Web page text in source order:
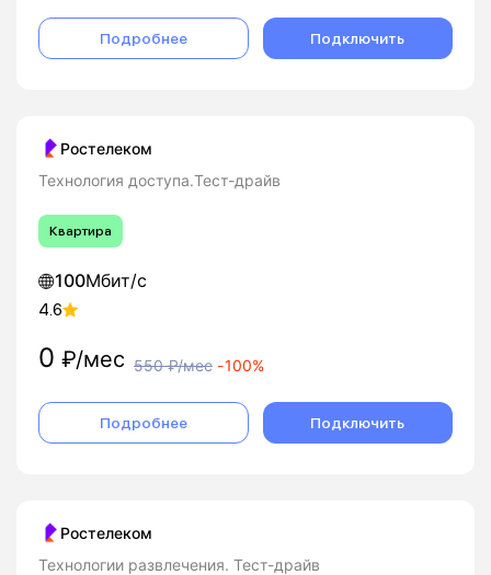
Подробнее Подключить
Ростелеком
Технология доступа.Тест-драйв
Квартира
100Мбит/с
4.6
0 ₽/мес 550₽/мес -100%
Подробнее Подключить
Ростелеком
Технологии развлечения. Тест-драйв